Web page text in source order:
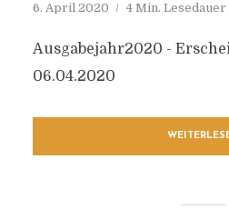
6. April 2020 4 Min. Lesedauer
Ausgabejahr2020 -
06.04.2020